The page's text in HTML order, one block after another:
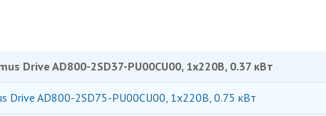
Drive AD800-2SD37-PU00CU00, 1х220В, 0.37 кВт
Drive AD800-2SD75-PU00CU00, 1х220В, 0.75 кВт